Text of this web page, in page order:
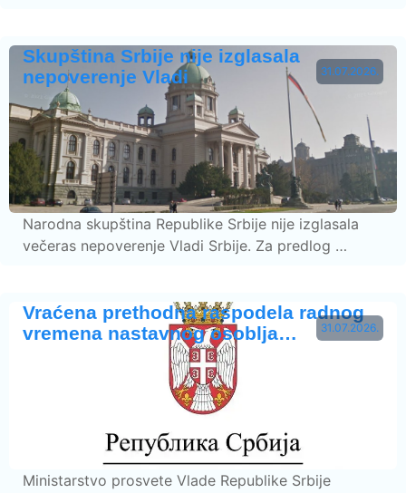
31.07.2026.
Skupština Srbije nije izglasala
nepoverenje Vladi
Narodna skupština Republike Srbije nije izglasala
večeras nepoverenje Vladi Srbije. Za predlog …
31.07.2026.
Vraćena prethodna raspodela radnog
vremena nastavnog osoblja…
Ministarstvo prosvete Vlade Republike Srbije